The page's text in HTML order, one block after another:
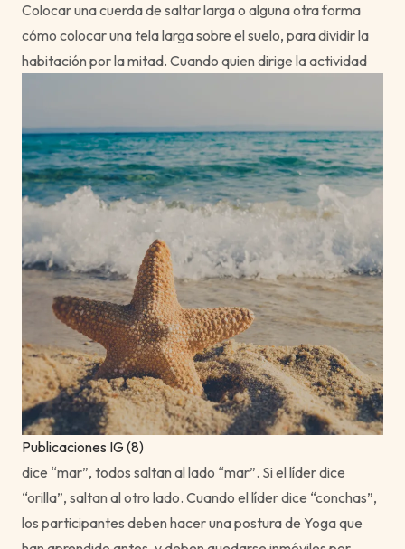
Colocar una cuerda de saltar larga o alguna otra forma
cómo colocar una tela larga sobre el suelo, para dividir la
habitación por la mitad. Cuando quien dirige la actividad
Publicaciones IG (8)
dice “mar”, todos saltan al lado “mar”. Si el líder dice
“orilla”, saltan al otro lado. Cuando el líder dice “conchas”,
los participantes deben hacer una postura de Yoga que